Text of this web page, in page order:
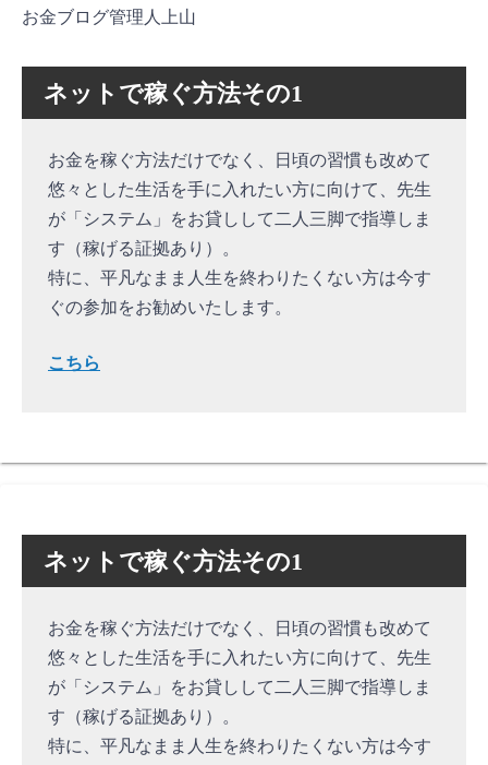
お金ブログ管理人上山
ネットで稼ぐ方法その1
お金を稼ぐ方法だけでなく、日頃の習慣も改めて
悠々とした生活を手に入れたい方に向けて、先生
が「システム」をお貸しして二人三脚で指導しま
す（稼げる証拠あり）。
特に、平凡なまま人生を終わりたくない方は今す
ぐの参加をお勧めいたします。
こちら
ネットで稼ぐ方法その1
お金を稼ぐ方法だけでなく、日頃の習慣も改めて
悠々とした生活を手に入れたい方に向けて、先生
が「システム」をお貸しして二人三脚で指導しま
す（稼げる証拠あり）。
特に、平凡なまま人生を終わりたくない方は今す